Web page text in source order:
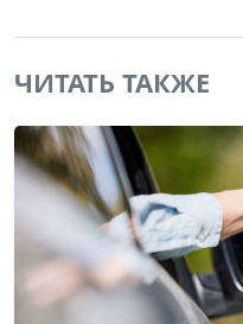
ЧИТАТЬ ТАКЖЕ